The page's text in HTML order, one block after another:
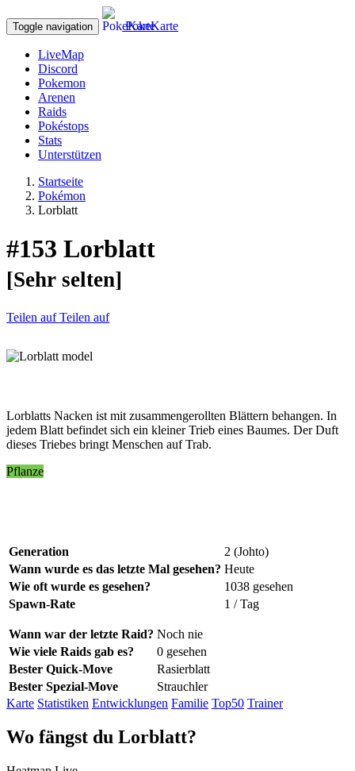
Toggle navigation PokeKarte
LiveMap
Discord
Pokemon
Arenen
Raids
Pokéstops
Stats
Unterstützen
Startseite
Pokémon
Lorblatt
#153 Lorblatt
[Sehr selten]
Teilen aufTeilen auf
Lorblatts Nacken ist mit zusammengerollten Blättern behangen. In
jedem Blatt befindet sich ein kleiner Trieb eines Baumes. Der Duft
dieses Triebes bringt Menschen auf Trab.
Pflanze
Generation
2 (Johto)
Wann wurde es das letzte Mal gesehen? Heute
Wie oft wurde es gesehen?
1038 gesehen
Spawn-Rate
1 / Tag
Wann war der letzte Raid? Noch nie
Wie viele Raids gab es?
0 gesehen
Bester Quick-Move
Rasierblatt
Bester Spezial-Move
Strauchler
Karte Statistiken Entwicklungen Familie Top50 Trainer
Wo fängst du Lorblatt?